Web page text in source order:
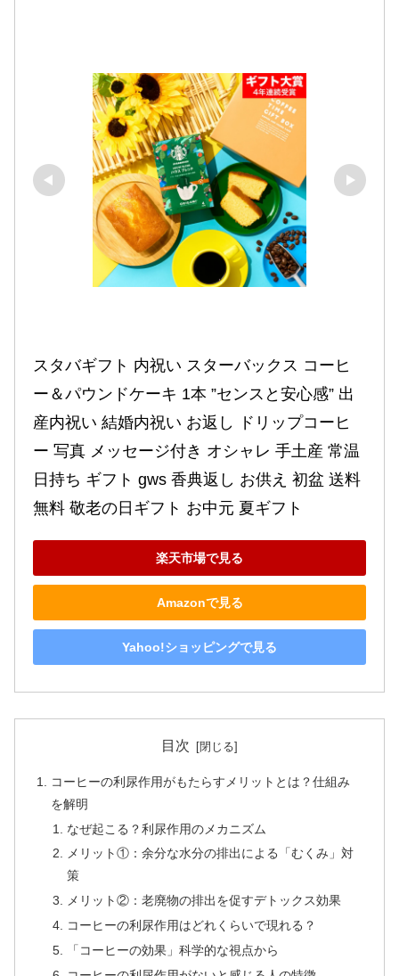
スタバギフト 内祝い スターバックス コーヒ
ー＆パウンドケーキ 1本 ”センスと安心感” 出
産内祝い 結婚内祝い お返し ドリップコーヒ
ー 写真 メッセージ付き オシャレ 手土産 常温
日持ち ギフト gws 香典返し お供え 初盆 送料
無料 敬老の日ギフト お中元 夏ギフト
楽天市場で見る
Amazonで見る
Yahoo!ショッピングで見る
目次
コーヒーの利尿作用がもたらすメリットとは？仕組み
を解明
なぜ起こる？利尿作用のメカニズム
メリット①：余分な水分の排出による「むくみ」対
策
メリット②：老廃物の排出を促すデトックス効果
コーヒーの利尿作用はどれくらいで現れる？
「コーヒーの効果」科学的な視点から